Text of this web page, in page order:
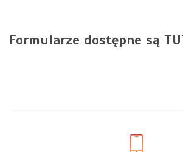
Formularze dostępne są